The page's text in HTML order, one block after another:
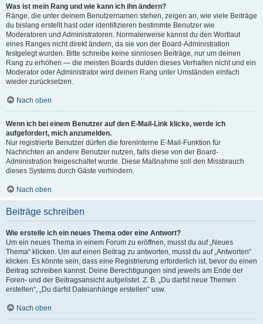
Was ist mein Rang und wie kann ich ihn ändern?
Ränge, die unter deinem Benutzernamen stehen, zeigen an, wie viele Beiträge
du bislang erstellt hast oder identifizieren bestimmte Benutzer wie
Moderatoren und Administratoren. Normalerweise kannst du den Wortlaut
eines Ranges nicht direkt ändern, da sie von der Board-Administration
festgelegt wurden. Bitte schreibe keine sinnlosen Beiträge, nur um deinen
Rang zu erhöhen — die meisten Boards dulden dieses Verhalten nicht und ein
Moderator oder Administrator wird deinen Rang unter Umständen einfach
wieder zurücksetzen.
Nach oben
Wenn ich bei einem Benutzer auf den E-Mail-Link klicke, werde ich
aufgefordert, mich anzumelden.
Nur registrierte Benutzer dürfen die foreninterne E-Mail-Funktion für
Nachrichten an andere Benutzer nutzen, falls diese von der Board-
Administration freigeschaltet wurde. Diese Maßnahme soll den Missbrauch
dieses Systems durch Gäste verhindern.
Nach oben
Beiträge schreiben
Wie erstelle ich ein neues Thema oder eine Antwort?
Um ein neues Thema in einem Forum zu eröffnen, musst du auf „Neues
Thema“ klicken. Um auf einen Beitrag zu antworten, musst du auf „Antworten“
klicken. Es könnte sein, dass eine Registrierung erforderlich ist, bevor du einen
Beitrag schreiben kannst. Deine Berechtigungen sind jeweils am Ende der
Foren- und der Beitragsansicht aufgelistet. Z. B. „Du darfst neue Themen
erstellen“, „Du darfst Dateianhänge erstellen“ usw.
Nach oben